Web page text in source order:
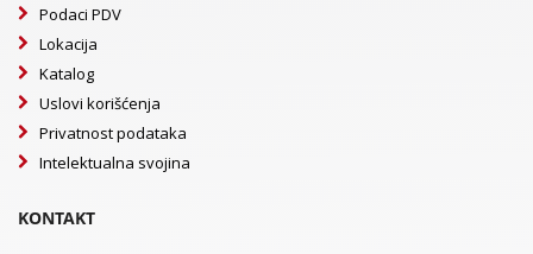
Podaci PDV
Lokacija
Katalog
Uslovi korišćenja
Privatnost podataka
Intelektualna svojina
KONTAKT